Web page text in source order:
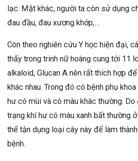
lạc. Mặt khác, người ta còn sử dụng
đau đầu, đau xương khớp,…
Còn theo nghiên cứu Y học hiện đại,
thấy trong trinh nữ hoàng cung tới 11
alkaloid, Glucan A nên rất thích hợp
khác nhau. Trong đó có bệnh phụ
hư có mùi và có màu khác thường.
trạng khí hư có màu xanh bất thường
thể tận dụng loại cây này để làm
bệnh.